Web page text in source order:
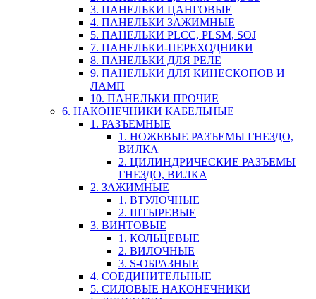
3. ПАНЕЛЬКИ ЦАНГОВЫЕ
4. ПАНЕЛЬКИ ЗАЖИМНЫЕ
5. ПАНЕЛЬКИ PLCC, PLSM, SOJ
7. ПАНЕЛЬКИ-ПЕРЕХОДНИКИ
8. ПАНЕЛЬКИ ДЛЯ РЕЛЕ
9. ПАНЕЛЬКИ ДЛЯ КИНЕСКОПОВ И
ЛАМП
10. ПАНЕЛЬКИ ПРОЧИЕ
6. НАКОНЕЧНИКИ КАБЕЛЬНЫЕ
1. РАЗЪЕМНЫЕ
1. НОЖЕВЫЕ РАЗЪЕМЫ ГНЕЗДО,
ВИЛКА
2. ЦИЛИНДРИЧЕСКИЕ РАЗЪЕМЫ
ГНЕЗДО, ВИЛКА
2. ЗАЖИМНЫЕ
1. ВТУЛОЧНЫЕ
2. ШТЫРЕВЫЕ
3. ВИНТОВЫЕ
1. КОЛЬЦЕВЫЕ
2. ВИЛОЧНЫЕ
3. S-ОБРАЗНЫЕ
4. СОЕДИНИТЕЛЬНЫЕ
5. СИЛОВЫЕ НАКОНЕЧНИКИ